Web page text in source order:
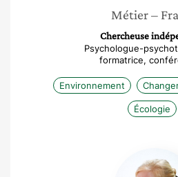
Métier–
Chercheuse
Psychologue-
formatrice,
Environnement
Écologie